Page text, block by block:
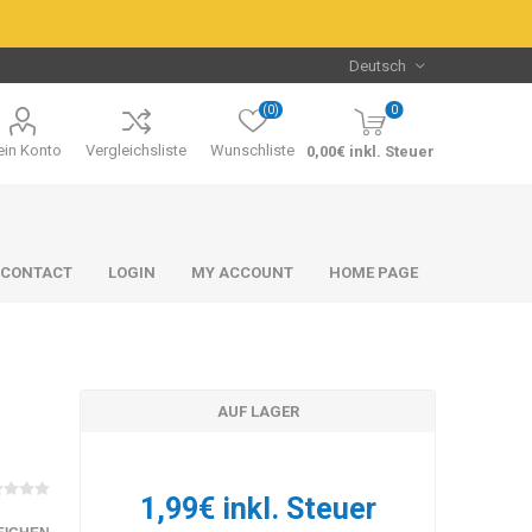
Konto Vergleichsliste Wunschliste
(0) 0
0,00€ inkl. Steuer
CONTACT LOGIN MY ACCOUNT HOME PAGE
AUF LAGER
1,99€ inkl. Steuer